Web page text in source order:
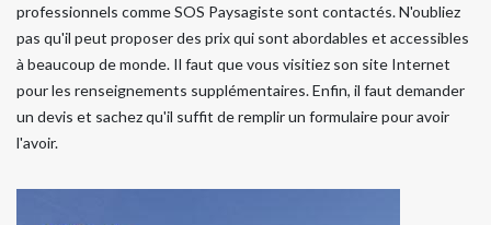
professionnels comme SOS Paysagiste sont contactés. N'oubliez
pas qu'il peut proposer des prix qui sont abordables et accessibles
à beaucoup de monde. Il faut que vous visitiez son site Internet
pour les renseignements supplémentaires. Enfin, il faut demander
un devis et sachez qu'il suffit de remplir un formulaire pour avoir
l'avoir.